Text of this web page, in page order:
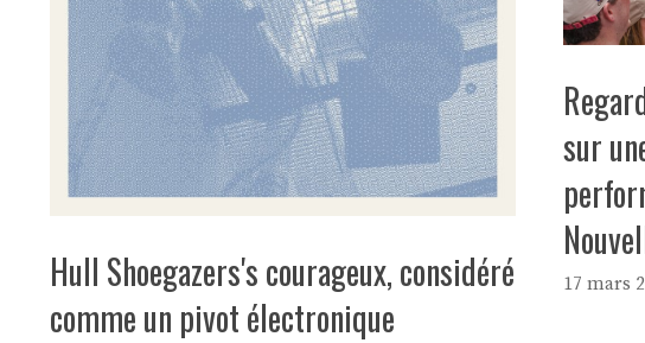
Hull Shoegazers's courageux, considéré
comme un pivot électronique
sur
17 mars